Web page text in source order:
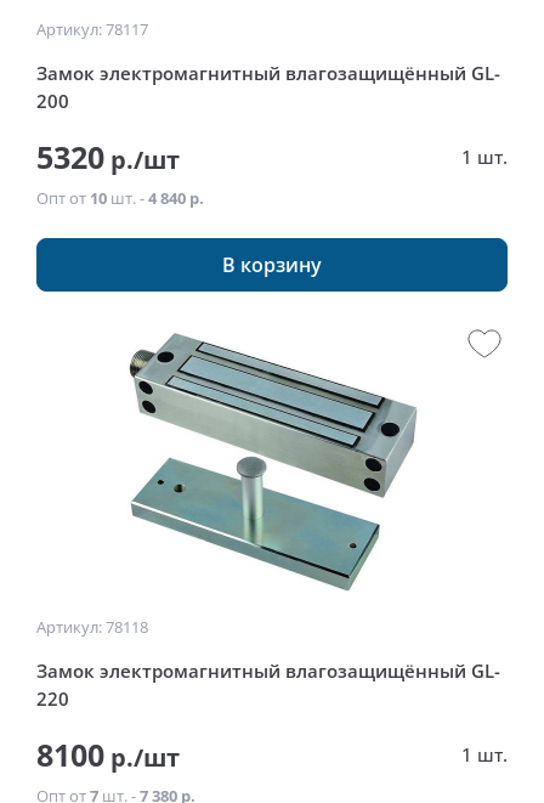
Артикул: 78117
Замок электромагнитный влагозащищённый GL-
200
5320 р./шт 1 шт.
Опт от 10 шт. -4 840 р.
В корзину
Артикул: 78118
Замок электромагнитный влагозащищённый GL-
220
8100 р./шт 1 шт.
Опт от7 шт. -7 380 р.